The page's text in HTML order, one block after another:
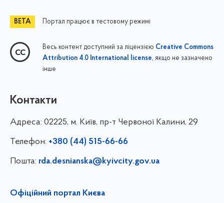
Портал працює в тестовому режимі
Весь контент доступний за ліцензією Creative Commons
Attribution 4.0 International license, якщо не зазначено
інше
Контакти
Адреса: 02225, м. Київ, пр-т Червоної Калини, 29
Телефон: +380 (44) 515-66-66
Пошта: rda.desnianska@kyivcity.gov.ua
Офіційний портал Києва